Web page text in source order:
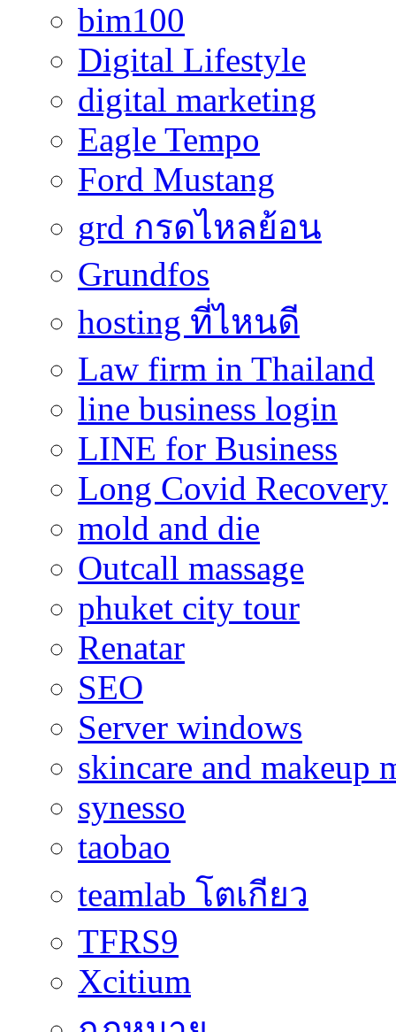
bim100
Digital Lifestyle
digital marketing
Eagle Tempo
Ford Mustang
grd กรดไหลย้อน
Grundfos
hosting ที่ไหนดี
Law firm in Thailand
line business login
LINE for Business
Long Covid Recovery
mold and die
Outcall massage
phuket city tour
Renatar
SEO
Server windows
skincare and makeup
synesso
taobao
teamlab โตเกียว
TFRS9
Xcitium